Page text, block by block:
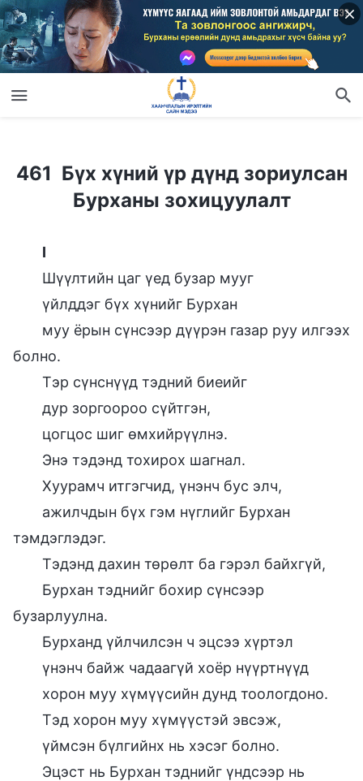
461 Бүх хүний үр дүнд зориулсан
Бурханы зохицуулалт
I
Шүүлтийн цаг үед бузар мууг
үйлддэг бүх хүнийг Бурхан
муу ёрын сүнсээр дүүрэн газар руу илгээх
болно.
Тэр сүнснүүд тэдний биеийг
дур зоргоороо сүйтгэн,
цогцос шиг өмхийрүүлнэ.
Энэ тэдэнд тохирох шагнал.
Хуурамч итгэгчид, үнэнч бус элч,
ажилчдын бүх гэм нүглийг Бурхан
тэмдэглэдэг.
Тэдэнд дахин төрөлт ба гэрэл байхгүй,
Бурхан тэднийг бохир сүнсээр
бузарлуулна.
Бурханд үйлчилсэн ч эцсээ хүртэл
үнэнч байж чадаагүй хоёр нүүртнүүд
хорон муу хүмүүсийн дунд тоологдоно.
Тэд хорон муу хүмүүстэй эвсэж,
үймсэн бүлгийнх нь хэсэг болно.
Эцэст нь Бурхан тэднийг үндсээр нь